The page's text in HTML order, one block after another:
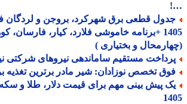
1405 +برنامه خاموشی فلارد، کیار، فارسان،
و بختیاری )
مستقیم ساماندهی نیروهای شرکتی
تخصص نوزادان: شیر مادر برترین تغذیه